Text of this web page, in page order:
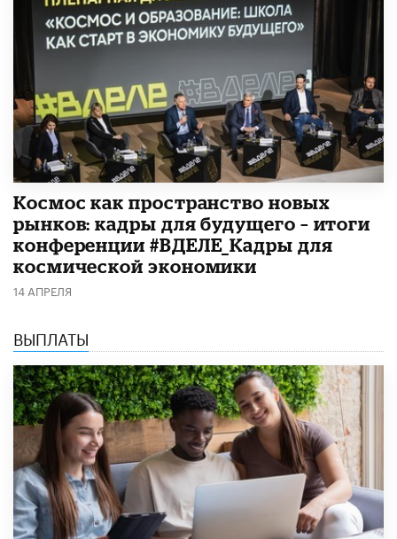
Космос как пространство новых
рынков: кадры для будущего – итоги
конференции #ВДЕЛЕ_Кадры для
космической экономики
14 АПРЕЛЯ
ВЫПЛАТЫ